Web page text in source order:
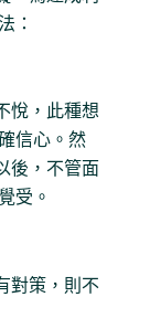
：
悅，此種想
信心。然
後，不管面
受。
對策，則不